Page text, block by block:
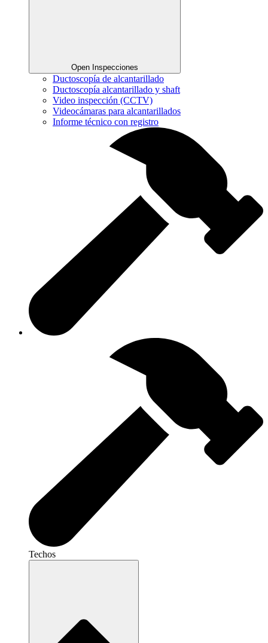
Open Inspecciones
Ductoscopía de alcantarillado
Ductoscopía alcantarillado y shaft
Video inspección (CCTV)
Videocámaras para alcantarillados
Informe técnico con registro
Techos